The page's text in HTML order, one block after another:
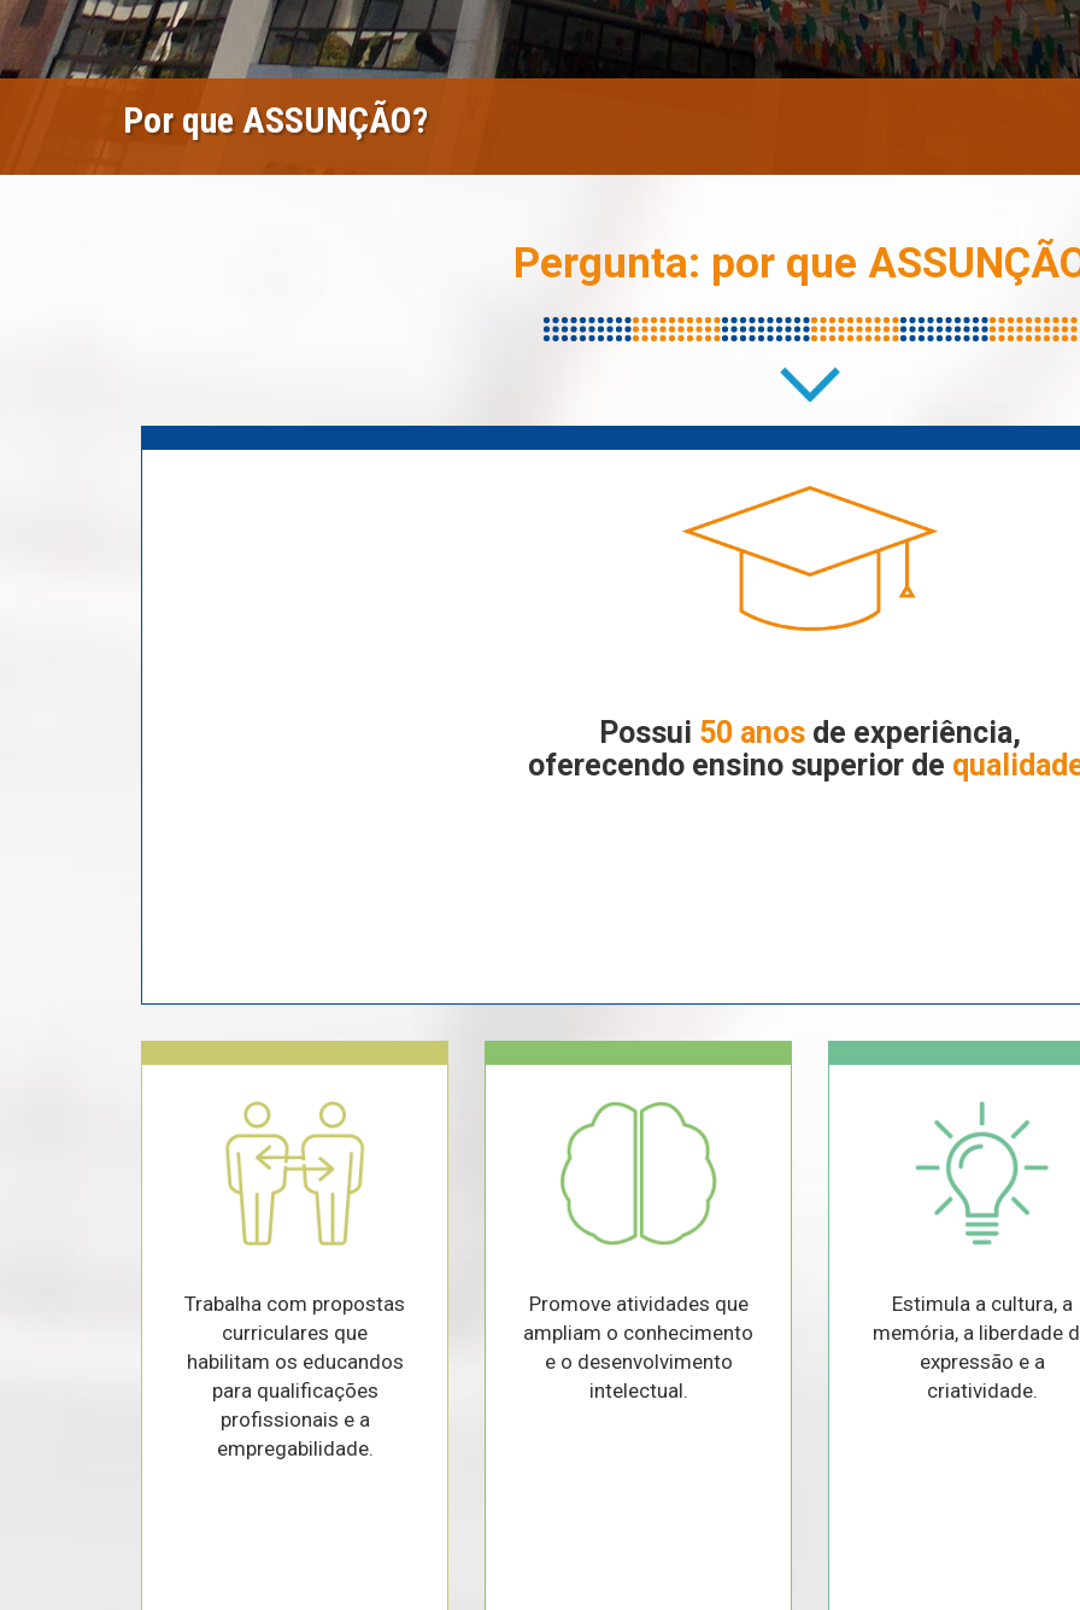
Por que ASSUNÇÃO?
Pergunta: por que
Possui 50 anos de experiência,
oferecendo ensino superior de
Trabalha com propostas
curriculares que
habilitam os educandos
para qualificações
profissionais e a
empregabilidade.
Promove atividades que
ampliam o conhecimento
e o desenvolvimento
intelectual.
Estimula a cultura, a
memória, a liberdade
expressão e a
criatividade.